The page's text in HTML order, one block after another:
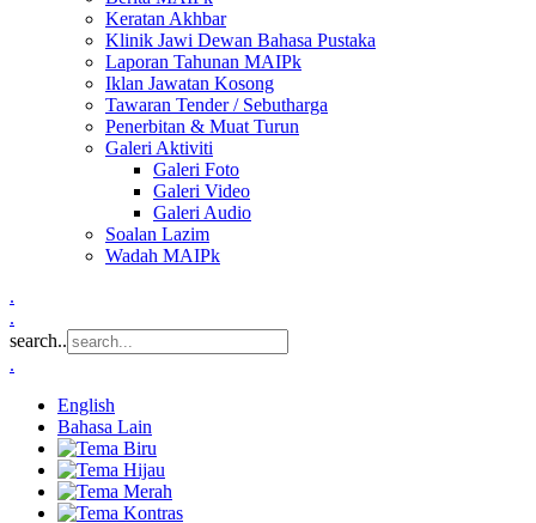
Keratan Akhbar
Klinik Jawi Dewan Bahasa Pustaka
Laporan Tahunan MAIPk
Iklan Jawatan Kosong
Tawaran Tender / Sebutharga
Penerbitan & Muat Turun
Galeri Aktiviti
Galeri Foto
Galeri Video
Galeri Audio
Soalan Lazim
Wadah MAIPk
.
.
search..
.
English
Bahasa Lain